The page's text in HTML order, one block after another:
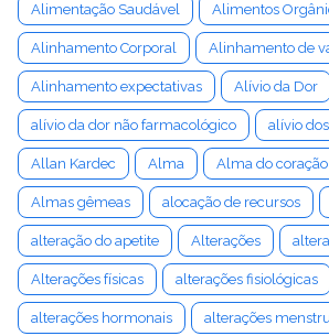
Alimentação Saudável Alimentos
Alinhamento Corporal Alinhamento de
Alinhamento expectativas Alívio da Dor
alívio da dor não farmacológico alívio
Allan Kardec Alma Alma do coração
Almas gêmeas alocação de recursos
alteração do apetite Alterações
Alterações físicas alterações fisiológicas
alterações hormonais alterações